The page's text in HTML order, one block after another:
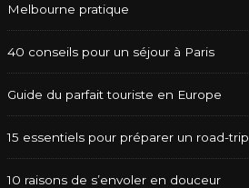
Melbourne pratique
40 conseils pour un séjour à Paris
Guide du parfait touriste en Europe
15 essentiels pour préparer un road-trip
10 raisons de s’envoler en douceur